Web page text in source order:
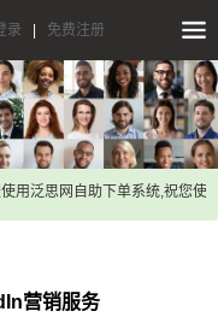
录 免费注册
泛思网自助下单系统,祝您使用
营销服务